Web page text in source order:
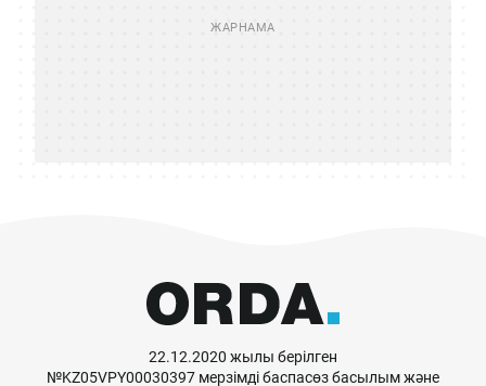
22.12.2020 жылы берілген
№KZ05VPY00030397 мерзімді баспасөз басылым және